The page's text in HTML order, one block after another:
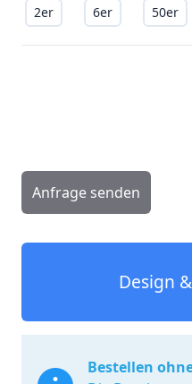
2er 6er 50er
Anfrage senden
Design
Bestellen